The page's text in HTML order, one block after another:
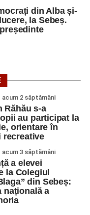
din Alba și-
la Sebeș.
acum 2 săptămâni
Răhău s-a
au participat la
orientare în
recreative
acum 3 săptămâni
a elevei
la Colegiul
din Sebeș:
națională a